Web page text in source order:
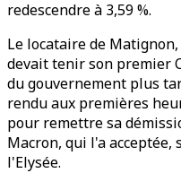
redescendre à 3,59 %.
Le locataire de
devait tenir son premier
du gouvernement plus
rendu aux premières
pour remettre sa
Macron, qui l'a acceptée,
l'Elysée.